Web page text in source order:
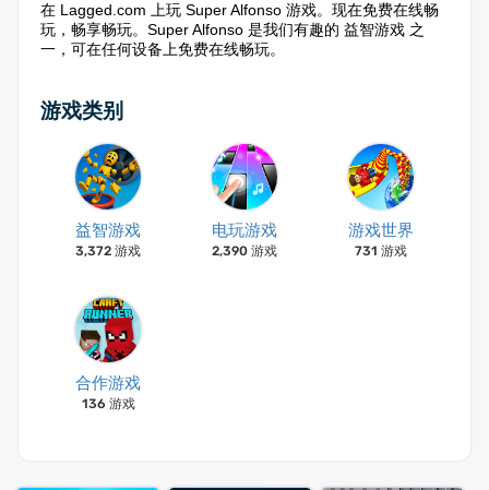
在 Lagged.com 上玩 Super Alfonso 游戏。现在免费在线畅
玩，畅享畅玩。Super Alfonso 是我们有趣的 益智游戏 之
一，可在任何设备上免费在线畅玩。
游戏类别
益智游戏
3,372 游戏
电玩游戏
2,390 游戏
游戏世界
731 游戏
合作游戏
136 游戏